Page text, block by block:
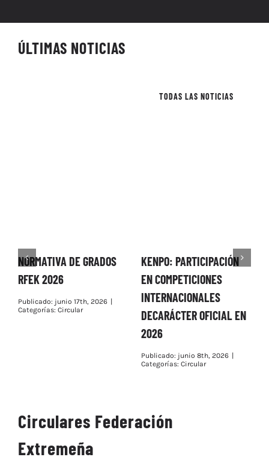
ÚLTIMAS NOTICIAS
TODAS LAS NOTICIAS
NORMATIVA DE GRADOS
RFEK 2026
Publicado: junio 17th, 2026
Categorías: Circular
KENPO: PARTICIPACIÓN
EN COMPETICIONES
INTERNACIONALES
DECARÁCTER OFICIAL EN
2026
Publicado: junio 8th, 2026
Categorías: Circular
Circulares Federación
Extremeña